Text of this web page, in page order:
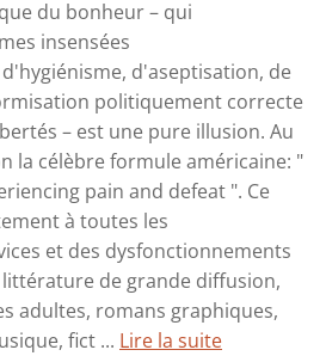
du bonheur – qui
insensées
d'aseptisation, de
politiquement correcte
– est une pure illusion. Au
la célèbre formule américaine: "
pain and defeat ". Ce
à toutes les
et des dysfonctionnements
de grande diffusion,
adultes, romans graphiques,
fict ... Lire la suite